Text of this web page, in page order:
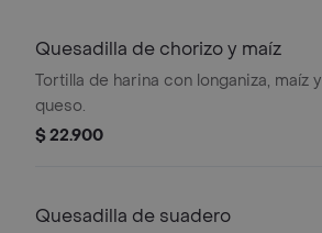
Quesadilla de chorizo y maíz
Tortilla de harina con longaniza, maíz y
queso.
$ 22.900
Quesadilla de suadero